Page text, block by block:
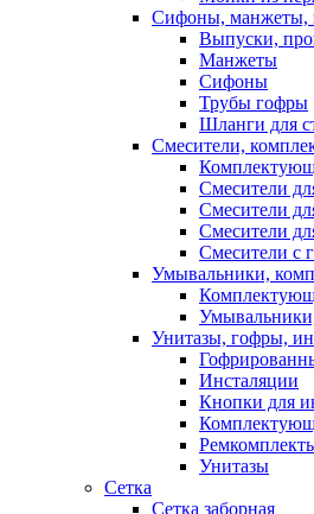
Сифоны, манжеты,
Выпуски,
Манжеты
Сифоны
Трубы гофры
Шланги для
Смесители,
Смесители
Смесители
Смесители
Смесители с
Умывальники,
Унитазы, гофры,
Инсталяции
Кнопки для
Унитазы
Сетка
Сетка заборная